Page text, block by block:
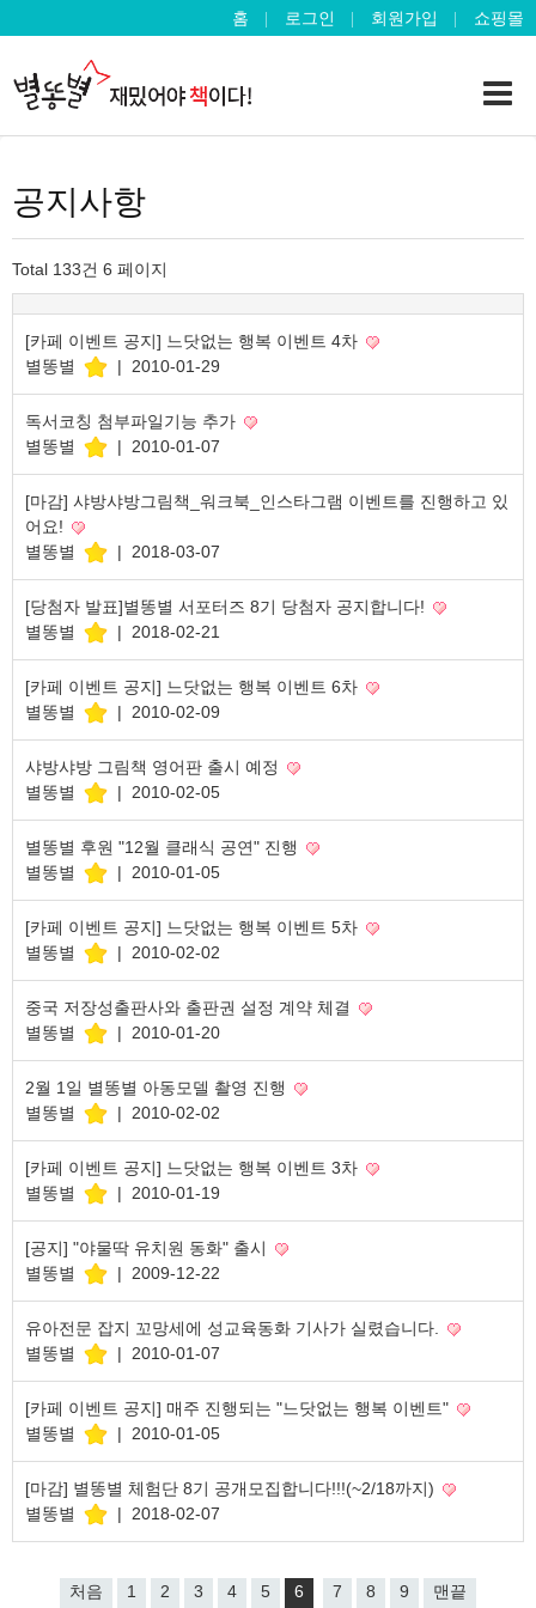
홈 로그인 회원가입 쇼핑몰
공지사항
Total 133건 6 페이지
[카페 이벤트 공지] 느닷없는 행복 이벤트 4차
별똥별
| 2010-01-29
독서코칭 첨부파일기능 추가
별똥별
| 2010-01-07
[마감] 샤방샤방그림책_워크북_인스타그램 이벤트를 진행하고 있
어요!
별똥별
| 2018-03-07
[당첨자 발표]별똥별 서포터즈 8기 당첨자 공지합니다!
별똥별
| 2018-02-21
[카페 이벤트 공지] 느닷없는 행복 이벤트 6차
별똥별
| 2010-02-09
샤방샤방 그림책 영어판 출시 예정
별똥별
| 2010-02-05
별똥별 후원 "12월 클래식 공연" 진행
별똥별
| 2010-01-05
[카페 이벤트 공지] 느닷없는 행복 이벤트 5차
별똥별
| 2010-02-02
중국 저장성출판사와 출판권 설정 계약 체결
별똥별
| 2010-01-20
2월 1일 별똥별 아동모델 촬영 진행
별똥별
| 2010-02-02
[카페 이벤트 공지] 느닷없는 행복 이벤트 3차
별똥별
| 2010-01-19
[공지] "야물딱 유치원 동화" 출시
별똥별
| 2009-12-22
유아전문 잡지 꼬망세에 성교육동화 기사가 실렸습니다.
별똥별
| 2010-01-07
[카페 이벤트 공지] 매주 진행되는 "느닷없는 행복 이벤트"
별똥별
| 2010-01-05
[마감] 별똥별 체험단 8기 공개모집합니다!!!(~2/18까지)
별똥별
| 2018-02-07
처음 1 2 3 4 5 6 7 8 9 맨끝